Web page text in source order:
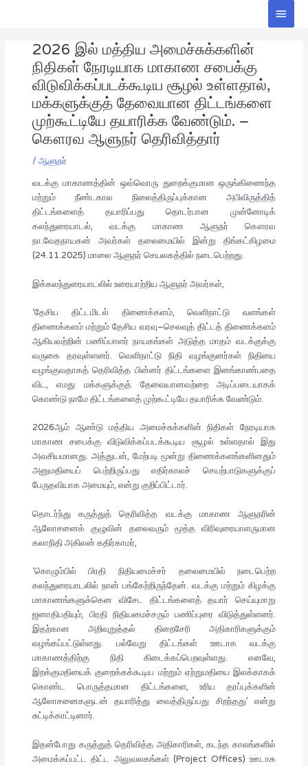
Main
2026 இல் மத்திய அமைச்சுக்களின்
நிதிகள் நேரடியாக மாகாண சபைக்கு
விடுவிக்கப்படக்கூடிய சூழல் உள்ளதால்,
மக்களுக்குத் தேவையான திட்டங்களை
முற்கூட்டியே தயாரிக்க வேண்டும். –
கௌரவ ஆளுநர் தெரிவித்தார்
/ ஆளுநர்
வடக்கு மாகாணத்தின் ஒவ்வொரு துறைக்குமான ஒருங்கிணைந்த
மற்றும் நீண்டகால நிலைத்திருப்புக்கான அபிவிருத்தித்
திட்டங்களைத் தயாரிப்பது தொடர்பான முன்னோடிக்
கலந்துரையாடல், வடக்கு மாகாண ஆளுநர் கௌரவ
நா.வேதநாயகன் அவர்கள் தலைமையில் இன்று திங்கட்கிழமை
(24.11.2025) மாலை ஆளுநர் செயலகத்தில் நடைபெற்றது.
இக்கலந்துரையாடலில் உரையாற்றிய ஆளுநர் அவர்கள்,
‘தேசிய திட்டமிடல் திணைக்களம், வெளிநாட்டு வளங்கள்
திணைக்களம் மற்றும் தேசிய வரவு–செலவுத் திட்டத் திணைக்களம்
ஆகியவற்றின் பணிப்பாளர் நாயகங்கள் அடுத்த மாதம் வடக்குக்கு
வருகை தரவுள்ளனர். வெளிநாட்டு நிதி வழங்குனர்கள் நிதியை
வழங்குவதாகத் தெரிவித்த பின்னர் திட்டங்களை இனங்காண்பதை
விட, எமது மக்களுக்குத் தேவையானவற்றை அடிப்படையாகக்
கொண்டு நாமே திட்டங்களைத் முற்கூட்டியே தயாரிக்க வேண்டும்.
2026ஆம் ஆண்டு மத்திய அமைச்சுக்களின் நிதிகள் நேரடியாக
மாகாண சபைக்கு விடுவிக்கப்படக்கூடிய சூழல் உள்ளதால் இது
அவசியமானது. அத்துடன், மேற்படி மூன்று திணைக்களங்களினதும்
அனுமதியைப் பெற்றிருப்பது எதிர்காலச் செயற்பாடுகளுக்குப்
பேருதவியாக அமையும், என்று குறிப்பிட்டார்.
தொடர்ந்து கருத்துத் தெரிவித்த வடக்கு மாகாண ஆளுநரின்
ஆலோசனைக் குழுவின் தலைவரும் மூத்த விரிவுரையாளருமான
கலாநிதி அகிலன் கதிர்காமர்,
‘கொழும்பில் பிரதி நிதியமைச்சர் தலைமையில் நடைபெற்ற
கலந்துரையாடலில் நான் பங்கேற்றிருந்தேன். வடக்கு மற்றும் கிழக்கு
மாகாணங்களுக்கென விசேட திட்டங்களைத் தயார் செய்யுமாறு
ஜனாதிபதியும், பிரதி நிதியமைச்சரும் பணிப்புரை விடுத்துள்ளனர்.
இதற்கான அறிவுறுத்தல் திறைசேரி அதிகாரிகளுக்கும்
வழங்கப்பட்டுள்ளது. பல்வேறு திட்டங்கள் ஊடாக வடக்கு
மாகாணத்திற்கு நிதி கிடைக்கப்பெறவுள்ளது. எனவே,
இறக்குமதியைக் குறைக்கக்கூடிய மற்றும் ஏற்றுமதியை இலக்காகக்
கொண்ட பொருத்தமான திட்டங்களை, உரிய தரப்புக்களின்
ஆலோசனைகளுடன் தயாரித்து வைத்திருப்பது சிறந்தது’ என்று
சுட்டிக்காட்டினார்.
இதன்போது கருத்துத் தெரிவித்த அதிகாரிகள், கடந்த காலங்களில்
அமைக்கப்பட்ட திட்ட அலுவலகங்கள் (Project Offices) ஊடாக
navigation